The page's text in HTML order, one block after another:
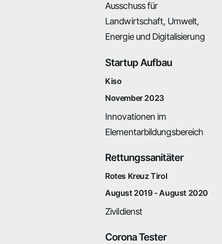
Ausschuss für
Landwirtschaft, Umwelt,
Energie und Digitalisierung
Startup Aufbau
Kiso
November 2023
Innovationen im
Elementarbildungsbereich
Rettungssanitäter
Rotes Kreuz Tirol
August 2019 - August 2020
Zivildienst
Corona Tester